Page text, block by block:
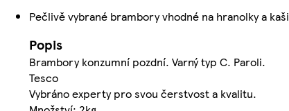
Pečlivě vybrané brambory vhodné na hranolky a kaši
Popis
Brambory konzumní pozdní. Varný typ C. Paroli.
Tesco
Vybráno experty pro svou čerstvost a kvalitu.